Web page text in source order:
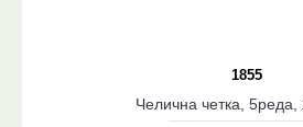
1855
Челична четка, 5реда,